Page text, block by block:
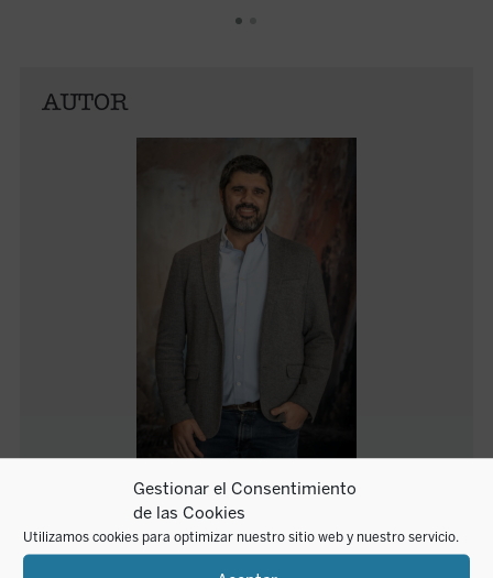
Gestionar el Consentimiento
de las Cookies
Utilizamos cookies para optimizar nuestro sitio web y nuestro servicio.
AUTOR
Alfonso Calavia Arespacochaga